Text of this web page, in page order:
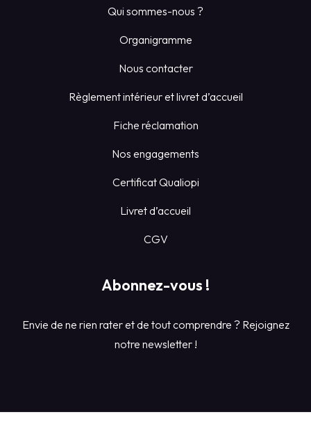
Qui sommes-nous ?
Organigramme
Nous contacter
Règlement intérieur et livret d’accueil
Fiche réclamation
Nos engagements
Certificat Qualiopi
Livret d’accueil
CGV
Abonnez-vous !
Envie de ne rien rater et de tout comprendre ? Rejoignez
notre newsletter !